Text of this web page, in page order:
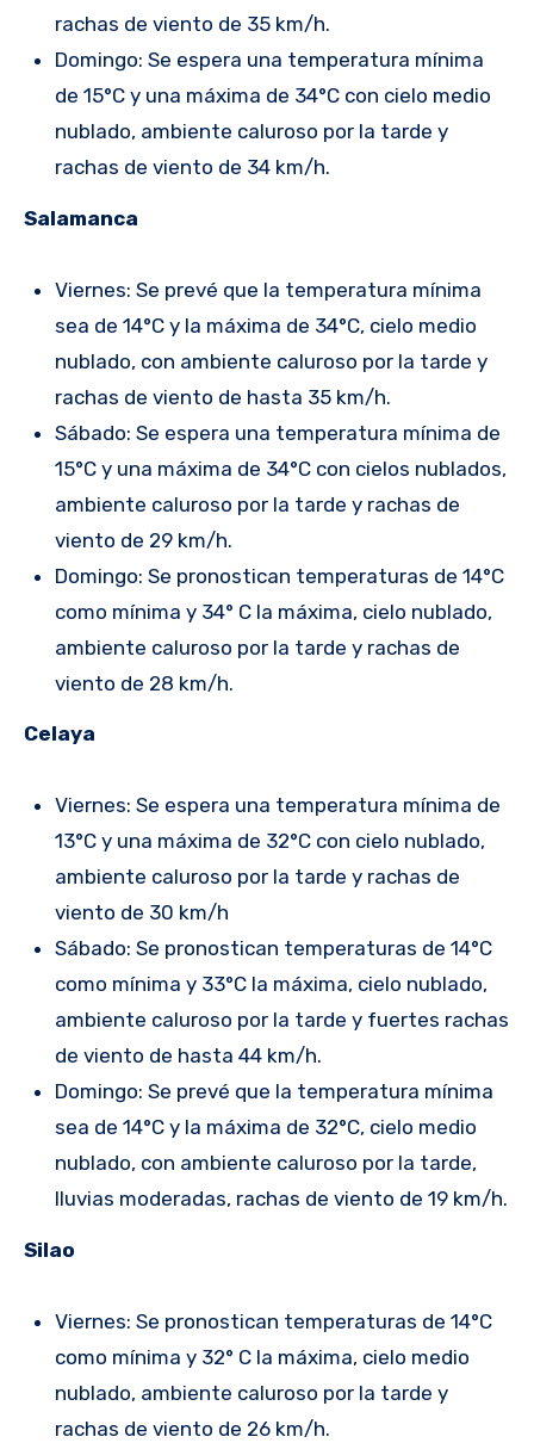
rachas de viento de 35 km/h.
Domingo: Se espera una temperatura mínima
de 15°C y una máxima de 34°C con cielo medio
nublado, ambiente caluroso por la tarde y
rachas de viento de 34 km/h.
Salamanca
Viernes: Se prevé que la temperatura mínima
sea de 14°C y la máxima de 34°C, cielo medio
nublado, con ambiente caluroso por la tarde y
rachas de viento de hasta 35 km/h.
Sábado: Se espera una temperatura mínima de
15°C y una máxima de 34°C con cielos nublados,
ambiente caluroso por la tarde y rachas de
viento de 29 km/h.
Domingo: Se pronostican temperaturas de 14°C
como mínima y 34° C la máxima, cielo nublado,
ambiente caluroso por la tarde y rachas de
viento de 28 km/h.
Celaya
Viernes: Se espera una temperatura mínima de
13°C y una máxima de 32°C con cielo nublado,
ambiente caluroso por la tarde y rachas de
viento de 30 km/h
Sábado: Se pronostican temperaturas de 14°C
como mínima y 33°C la máxima, cielo nublado,
ambiente caluroso por la tarde y fuertes rachas
de viento de hasta 44 km/h.
Domingo: Se prevé que la temperatura mínima
sea de 14°C y la máxima de 32°C, cielo medio
nublado, con ambiente caluroso por la tarde,
lluvias moderadas, rachas de viento de 19 km/h.
Silao
Viernes: Se pronostican temperaturas de 14°C
como mínima y 32° C la máxima, cielo medio
nublado, ambiente caluroso por la tarde y
rachas de viento de 26 km/h.